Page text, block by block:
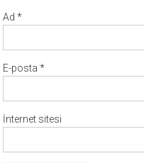
Ad*
E-posta*
İnternet sitesi